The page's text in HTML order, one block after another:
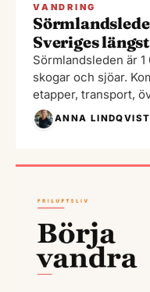
VANDRING
Sveriges
Sörmlandsleden är
skogar och sjöar.
etapper, transport,
ANNA LINDQVIST